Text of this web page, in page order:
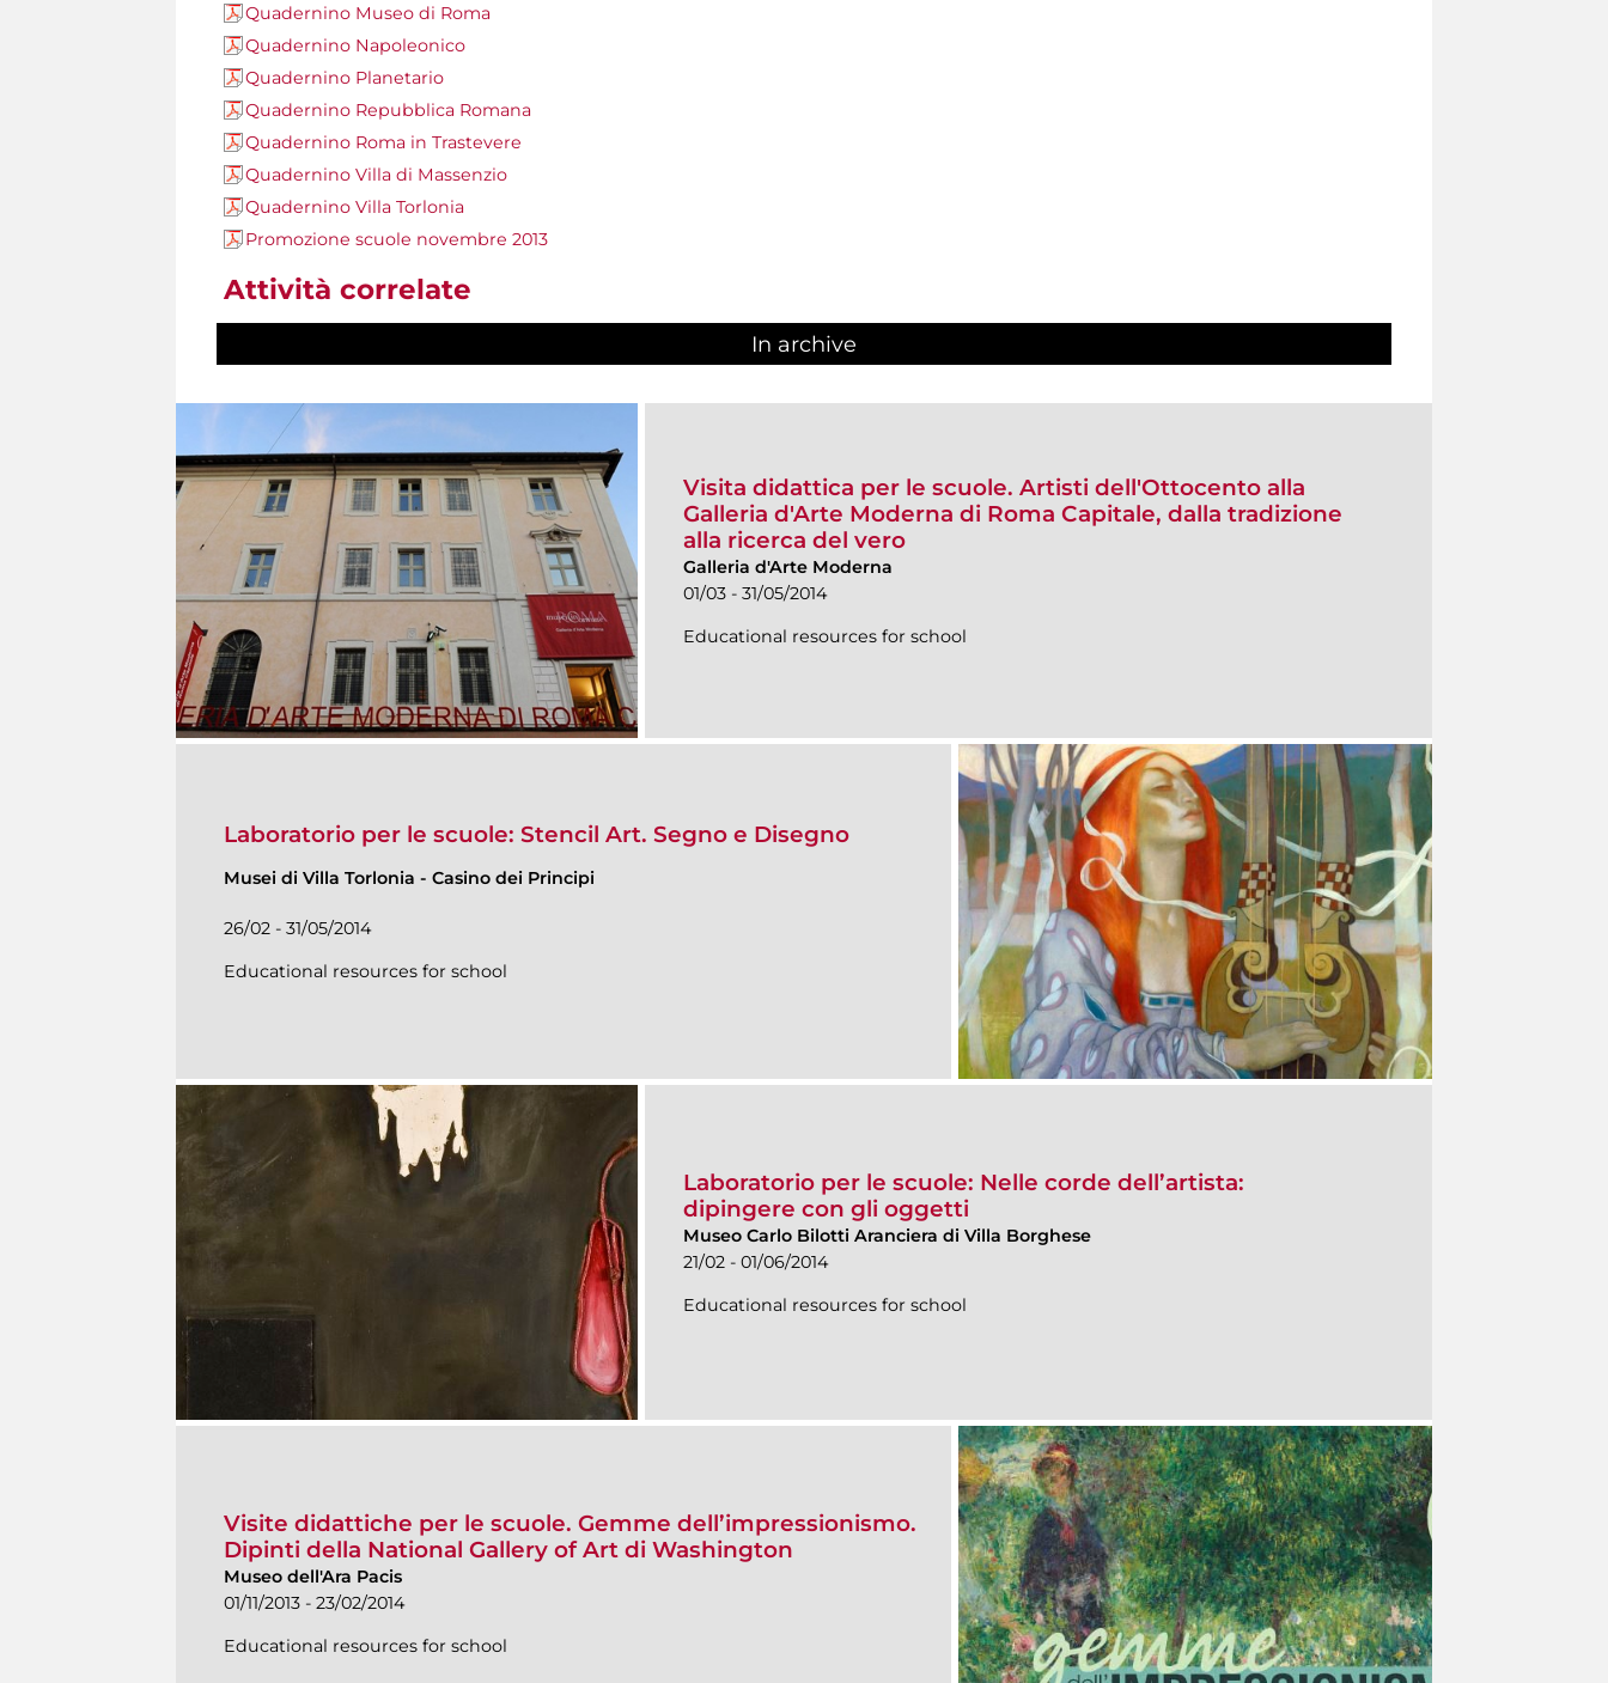
Quadernino Museo di Roma
Quadernino Napoleonico
Quadernino Planetario
Quadernino Repubblica Romana
Quadernino Roma in Trastevere
Quadernino Villa di Massenzio
Quadernino Villa Torlonia
Promozione scuole novembre 2013
Attività correlate
In archive
Visita didattica per le scuole. Artisti dell'Ottocento alla
Galleria d'Arte Moderna di Roma Capitale, dalla tradizione
alla ricerca del vero
Galleria d'Arte Moderna
01/03 - 31/05/2014
Educational resources for school
Laboratorio per le scuole: Stencil Art. Segno e Disegno
Musei di Villa Torlonia - Casino dei Principi
26/02 - 31/05/2014
Educational resources for school
Laboratorio per le scuole: Nelle corde dell’artista:
dipingere con gli oggetti
Museo Carlo Bilotti Aranciera di Villa Borghese
21/02 - 01/06/2014
Educational resources for school
Visite didattiche per le scuole. Gemme dell’impressionismo.
Dipinti della National Gallery of Art di Washington
Museo dell'Ara Pacis
01/11/2013 - 23/02/2014
Educational resources for school